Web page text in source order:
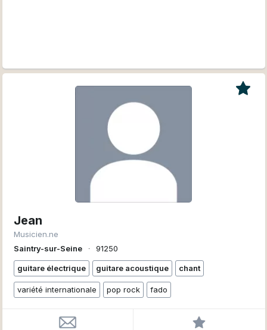
Jean
Musicien.ne
Saintry-sur-Seine
∙ 91250
guitare électrique guitare acoustique chant
variété internationale pop rock fado